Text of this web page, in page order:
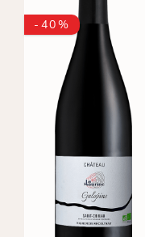
-40%